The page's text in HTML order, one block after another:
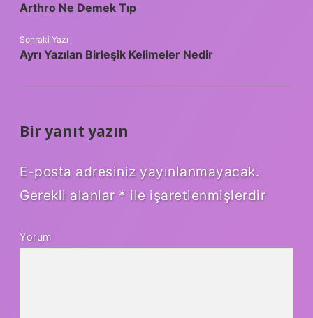
Arthro Ne Demek Tıp
Sonraki Yazı
Ayrı Yazılan Birleşik Kelimeler Nedir
Bir yanıt yazın
E-posta adresiniz yayınlanmayacak.
Gerekli alanlar * ile işaretlenmişlerdir
Yorum